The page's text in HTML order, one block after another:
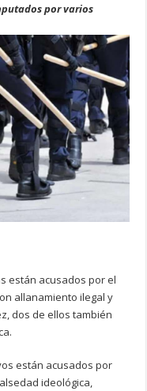
por varios
están acusados por el
allanamiento ilegal y
dos de ellos también
están acusados por
ideológica,